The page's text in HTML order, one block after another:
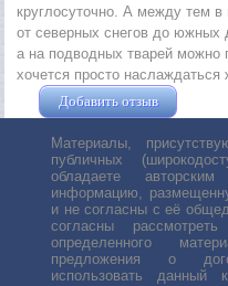
круглосуточно. А между тем
от северных снегов до южных
а на подводных тварей можно
хочется просто наслаждаться
Добавить отзыв
Материалы,
публичных
обладаете
информацию,
и не согласны с её
согласны
определенного
предложения о
использовать данный